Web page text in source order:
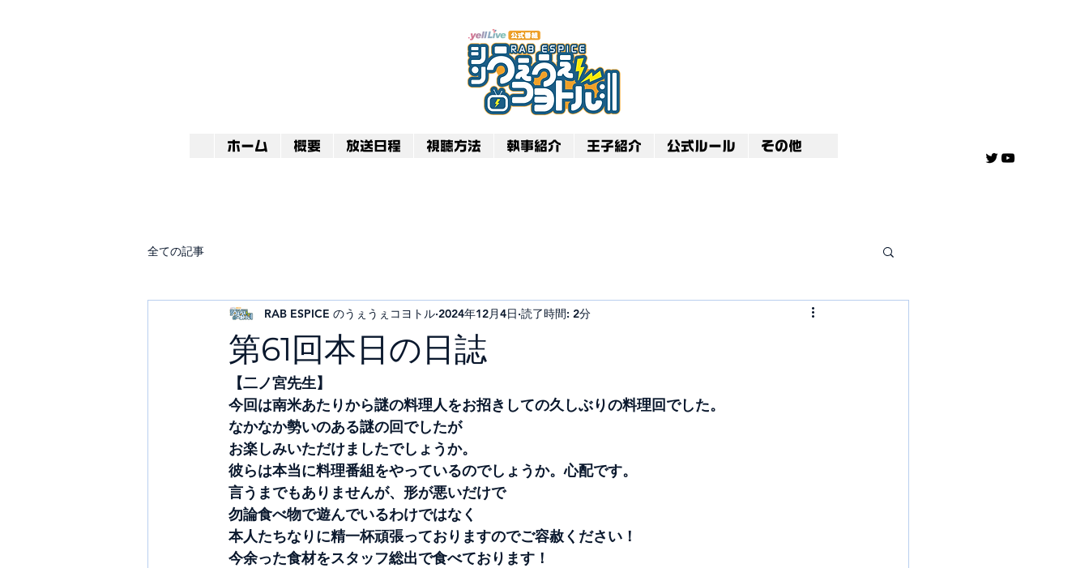
ホーム 概要 放送日程 視聴方法 執事紹介 王子紹介 公式ルール その他
全ての記事
第61回本日の日誌
RAB ESPICE のうぇうぇコヨトル 2024年12月4日 読了時間: 2分
【二ノ宮先生】
今回は南米あたりから謎の料理人をお招きしての久しぶりの料理回でした。
なかなか勢いのある謎の回でしたが
お楽しみいただけましたでしょうか。
彼らは本当に料理番組をやっているのでしょうか。心配です。
言うまでもありませんが、形が悪いだけで
勿論食べ物で遊んでいるわけではなく
本人たちなりに精一杯頑張っておりますのでご容赦ください！
今余った食材をスタッフ総出で食べております！